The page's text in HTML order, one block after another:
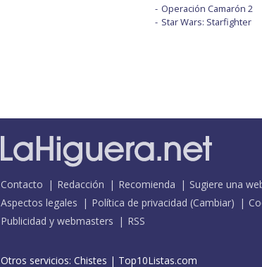
Operación Camarón 2
Star Wars: Starfighter
Contacto Redacción Recomienda
Sugiere una
Aspectos legales
Política de privacidad (Cambiar)
Publicidad y webmasters
RSS
Otros servicios: Chistes | Top10Listas.com